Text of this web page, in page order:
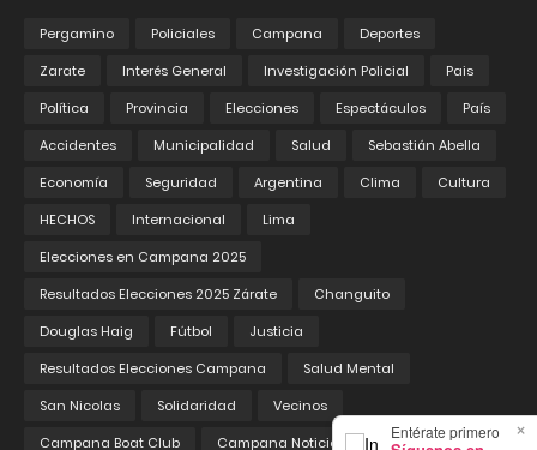
×
Entérate primero
Pergamino Policiales Campana
Deportes
Zarate
Interés General Investigación Policial
Pais
Política
Provincia Elecciones Espectáculos
País
Accidentes
Municipalidad Salud
Sebastián Abella
Economía
Seguridad Argentina Clima
Cultura
HECHOS
Internacional
Lima
Elecciones en Campana 2025
Resultados Elecciones 2025 Zárate
Changuito
Douglas Haig
Fútbol
Justicia
Resultados Elecciones Campana
Salud Mental
San Nicolas
Solidaridad
Vecinos
Campana Boat Club
Campana Noticias Educación